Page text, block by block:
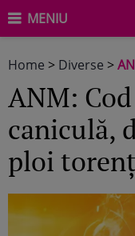
MENIU
Home > Diverse >
ANM:
caniculă,
ploi